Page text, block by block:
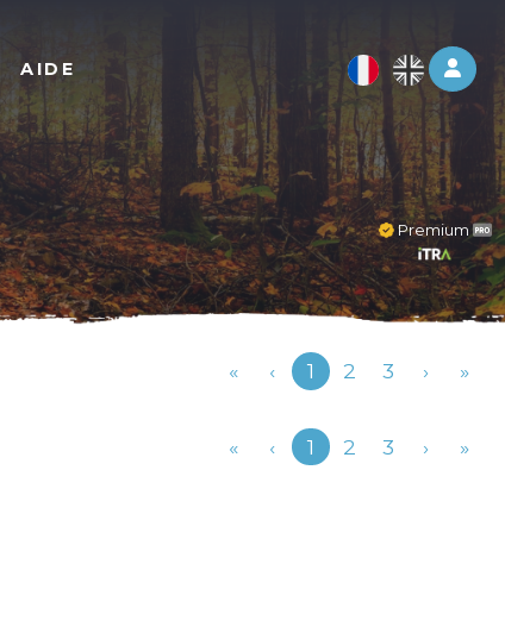
Log
AIDE
Premium
« ‹Précédent
1 2 3 › »
« ‹Précédent
1 2 3 › »